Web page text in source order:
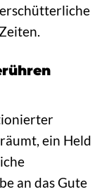
ein Held
an das Gute